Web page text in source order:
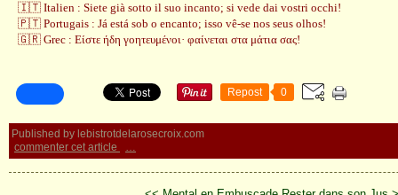
🇮🇹 Italien : Siete già sotto il suo incanto; si vede dai vostri occhi!
🇵🇹 Portugais : Já está sob o encanto; isso vê-se nos seus olhos!
🇬🇷 Grec : Είστε ήδη γοητευμένοι· φαίνεται στα μάτια σας!
Repost 0
Published by lebistrotdelarosecroix.com
commenter cet article
…